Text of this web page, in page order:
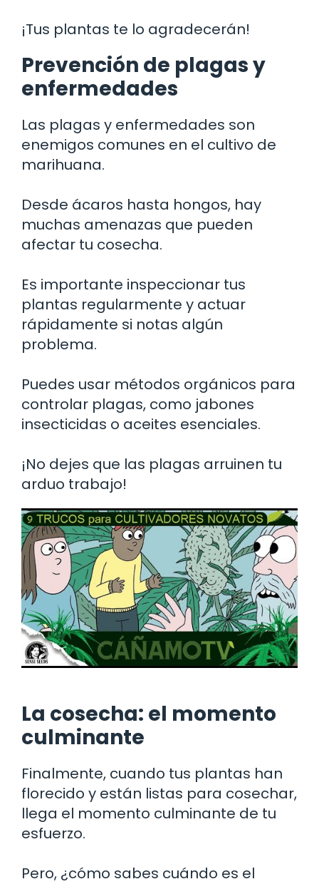
¡Tus plantas te lo agradecerán!
Prevención de plagas y
enfermedades
Las plagas y enfermedades son
enemigos comunes en el cultivo de
marihuana.
Desde ácaros hasta hongos, hay
muchas amenazas que pueden
afectar tu cosecha.
Es importante inspeccionar tus
plantas regularmente y actuar
rápidamente si notas algún
problema.
Puedes usar métodos orgánicos para
controlar plagas, como jabones
insecticidas o aceites esenciales.
¡No dejes que las plagas arruinen tu
arduo trabajo!
La cosecha: el momento
culminante
Finalmente, cuando tus plantas han
florecido y están listas para cosechar,
llega el momento culminante de tu
esfuerzo.
Pero, ¿cómo sabes cuándo es el